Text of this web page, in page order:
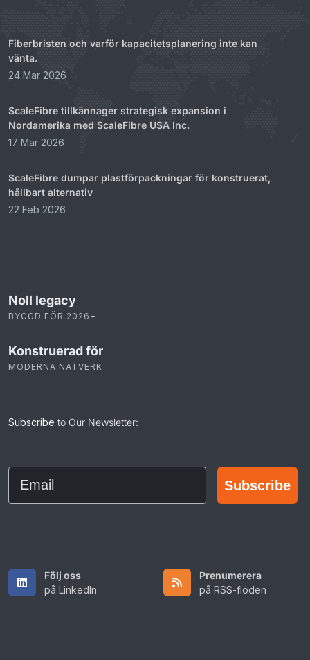
Fiberbristen och varför kapacitetsplanering inte kan
vänta.
24 Mar 2026
ScaleFibre tillkännager strategisk expansion i
Nordamerika med ScaleFibre USA Inc.
17 Mar 2026
ScaleFibre dumpar plastförpackningar för konstruerat,
hållbart alternativ
22 Feb 2026
Noll legacy
BYGGD FÖR 2026+
Konstruerad för
MODERNA NÄTVERK
Subscribe to Our Newsletter:
Email
Subscribe
Följ oss
på LinkedIn
Prenumerera
på RSS-flöden